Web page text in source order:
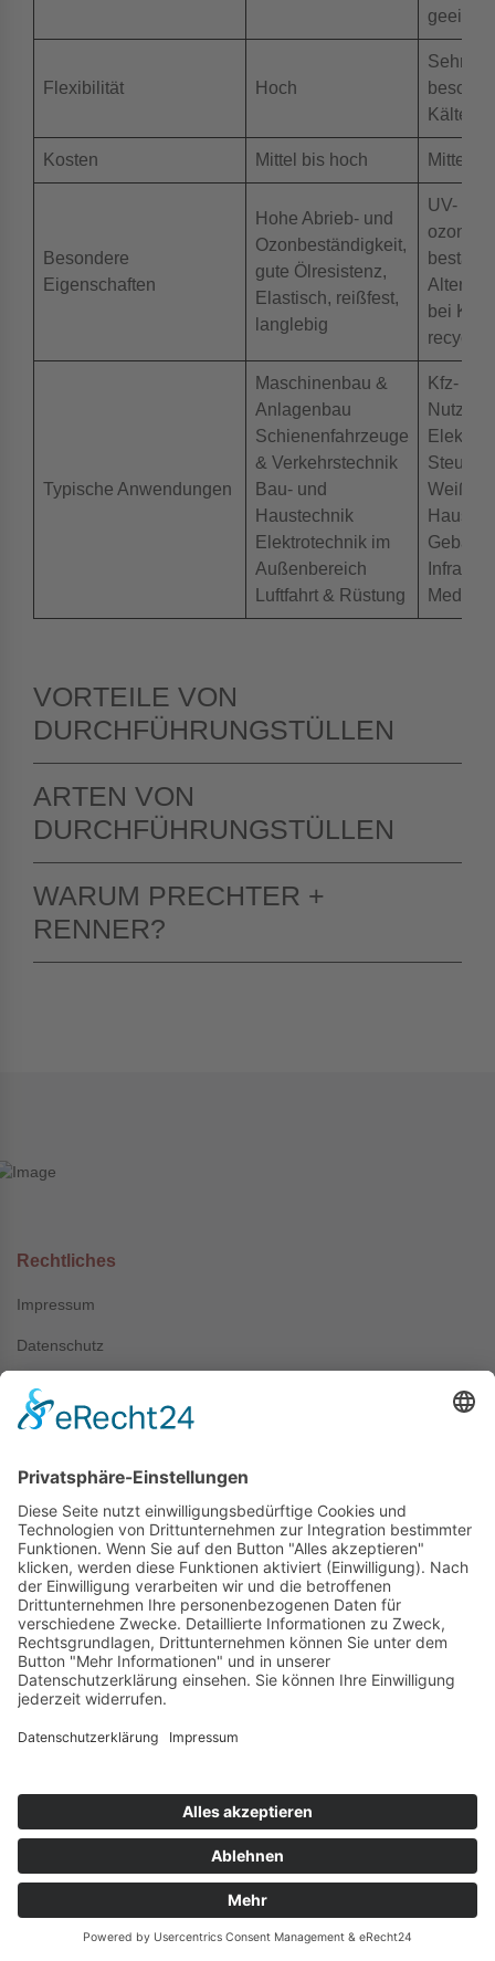
Flexibilität Hoch
Sehr
Kälte
Kosten Mittel bis hoch Mittel
Besondere
Eigenschaften
Hohe Abrieb- und
Ozonbeständigkeit,
gute Ölresistenz,
Elastisch, reißfest,
langlebig
UV- und
bei
Typische Anwendungen
Maschinenbau &
Anlagenbau
Schienenfahrzeuge
& Verkehrstechnik
Bau- und
Haustechnik
Elektrotechnik im
Außenbereich
Luftfahrt & Rüstung
Kfz- und
VORTEILE VON
DURCHFÜHRUNGSTÜLLEN
ARTEN VON
DURCHFÜHRUNGSTÜLLEN
WARUM PRECHTER +
RENNER?
Rechtliches
Impressum
Datenschutz
AGB
Kontakt
+49 (0) 7044 / 4067
info@prechter-renner.de
Siemensstr. 2
D-71299 Wimsheim
Copyright © Prechter + Renner GmbH, 2024